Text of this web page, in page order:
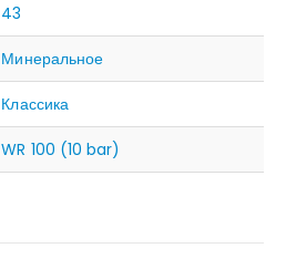
43
Минеральное
Классика
WR 100 (10 bar)